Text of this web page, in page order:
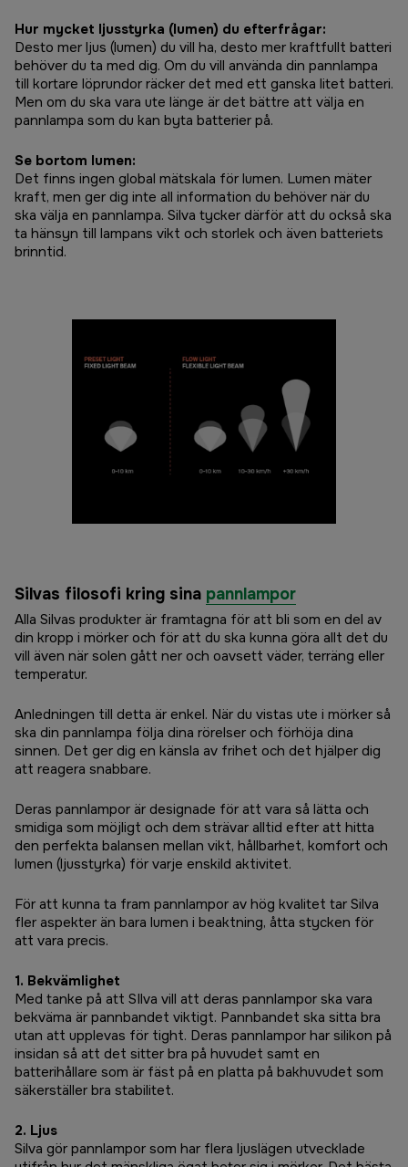
Hur mycket ljusstyrka (lumen) du efterfrågar:
Desto mer ljus (lumen) du vill ha, desto mer kraftfullt batteri
behöver du ta med dig. Om du vill använda din pannlampa
till kortare löprundor räcker det med ett ganska litet batteri.
Men om du ska vara ute länge är det bättre att välja en
pannlampa som du kan byta batterier på.
Se bortom lumen:
Det finns ingen global mätskala för lumen. Lumen mäter
kraft, men ger dig inte all information du behöver när du
ska välja en pannlampa. Silva tycker därför att du också ska
ta hänsyn till lampans vikt och storlek och även batteriets
brinntid.
Silvas filosofi kring sina pannlampor
Alla Silvas produkter är framtagna för att bli som en del av
din kropp i mörker och för att du ska kunna göra allt det du
vill även när solen gått ner och oavsett väder, terräng eller
temperatur.
Anledningen till detta är enkel. När du vistas ute i mörker så
ska din pannlampa följa dina rörelser och förhöja dina
sinnen. Det ger dig en känsla av frihet och det hjälper dig
att reagera snabbare.
Deras pannlampor är designade för att vara så lätta och
smidiga som möjligt och dem strävar alltid efter att hitta
den perfekta balansen mellan vikt, hållbarhet, komfort och
lumen (ljusstyrka) för varje enskild aktivitet.
För att kunna ta fram pannlampor av hög kvalitet tar Silva
fler aspekter än bara lumen i beaktning, åtta stycken för
att vara precis.
1. Bekvämlighet
Med tanke på att SIlva vill att deras pannlampor ska vara
bekväma är pannbandet viktigt. Pannbandet ska sitta bra
utan att upplevas för tight. Deras pannlampor har silikon på
insidan så att det sitter bra på huvudet samt en
batterihållare som är fäst på en platta på bakhuvudet som
säkerställer bra stabilitet.
2. Ljus
Silva gör pannlampor som har flera ljuslägen utvecklade